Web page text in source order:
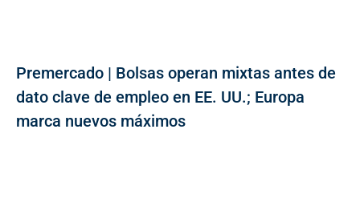
Premercado | Bolsas operan mixtas antes de
dato clave de empleo en EE. UU.; Europa
marca nuevos máximos